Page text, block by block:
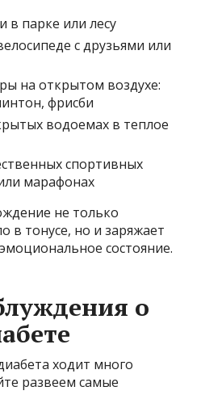
в парке или лесу
с друзьями или
на открытом воздухе:
фрисби
водоемах в теплое
спортивных
марафонах
не только
в тонусе, но и заряжает
состояние.
о
ходит много
развеем самые